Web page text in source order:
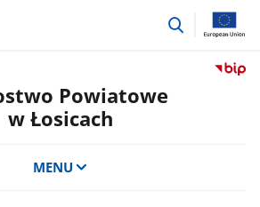
przejdź
Przejdź
Powiatowe
w Łosicach
MENU